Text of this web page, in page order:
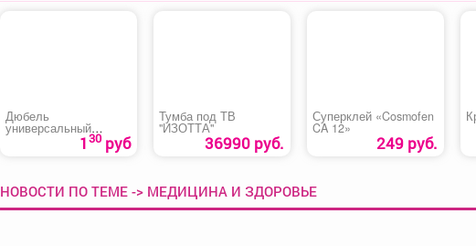
Дюбель
универсальный
«TCHAPPAI» 130руб
Тумба под ТВ
"ИЗОТТА"
36990 руб.
Суперклей «Cosmofen
CA 12»
249 руб.
НОВОСТИ ПО ТЕМЕ -> МЕДИЦИНА И ЗДОРОВЬЕ